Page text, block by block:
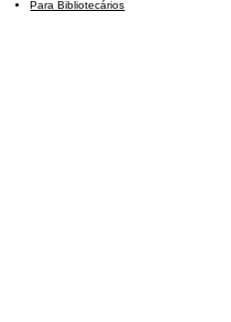
Para Bibliotecários